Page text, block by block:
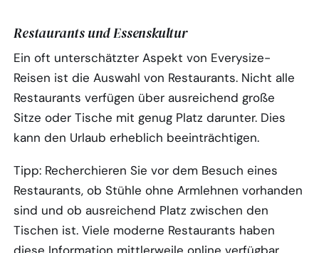
Restaurants und Essenskultur
Ein oft unterschätzter Aspekt von Everysize-
Reisen ist die Auswahl von Restaurants. Nicht alle
Restaurants verfügen über ausreichend große
Sitze oder Tische mit genug Platz darunter. Dies
kann den Urlaub erheblich beeinträchtigen.
Tipp: Recherchieren Sie vor dem Besuch eines
Restaurants, ob Stühle ohne Armlehnen vorhanden
sind und ob ausreichend Platz zwischen den
Tischen ist. Viele moderne Restaurants haben